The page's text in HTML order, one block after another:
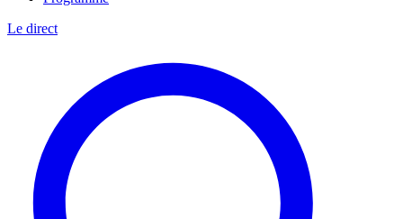
Le direct